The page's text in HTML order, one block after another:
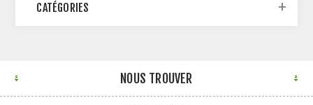
CATÉGORIES
NOUS TROUVER